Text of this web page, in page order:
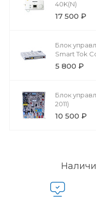
40K(N)
17 500 ₽
Блок
Smart Tok
5 800 ₽
Блок
2011)
10 500 ₽